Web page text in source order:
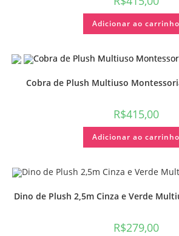
Adicionar ao carrinho
Cobra de Plush Multiuso
R$415,00
Adicionar ao carrinho
Dino de Plush 2,5m Cinza e Verde
R$279,00